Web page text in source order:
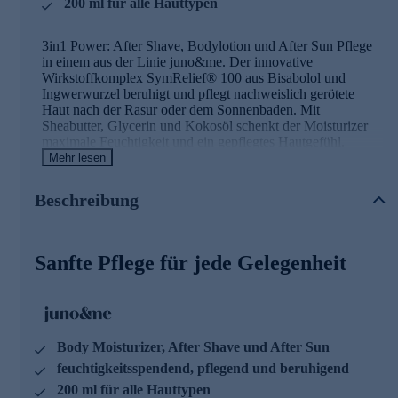
3in1 Power: After Shave, Bodylotion und After Sun Pflege
in einem aus der Linie juno&me. Der innovative
Wirkstoffkomplex SymRelief® 100 aus Bisabolol und
Ingwerwurzel beruhigt und pflegt nachweislich gerötete
Haut nach der Rasur oder dem Sonnenbaden. Mit
Sheabutter, Glycerin und Kokosöl schenkt der Moisturizer
maximale Feuchtigkeit und ein gepflegtes Hautgefühl.
Ceramide und Niacinamide stärken zusätzlich die
vorgebeugt. Auch ideal als After Sun Lotion bei
Die Hauptinhaltsstoffe und ihre Wirkung
SymRelief® 100
Haut nach der Rasur, vermindert Hautreaktion durch die
Rasur und beugt diesen vor.
Allantoinwirkt hautberuhigend auf frisch rasierter Haut
und glättet die Hautoberfläche.
Mehr lesen
Beschreibung
Sanfte Pflege für jede Gelegenheit
Body Moisturizer, After Shave und After Sun
feuchtigkeitsspendend, pflegend und beruhigend
200 ml für alle Hauttypen